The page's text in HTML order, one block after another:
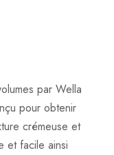
par Wella
pour obtenir
crémeuse et
et facile ainsi